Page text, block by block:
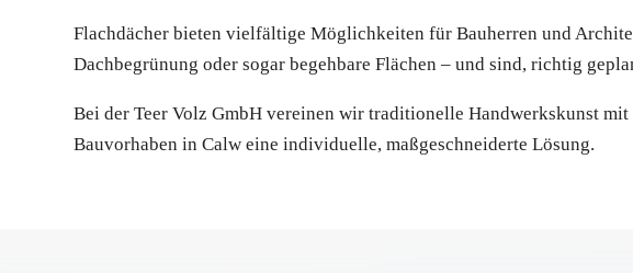
Flachdächer bieten vielfältige Möglichkeiten für Bauherren und
Dachbegrünung oder sogar begehbare Flächen – und sind, richtig
Bei der Teer Volz GmbH vereinen wir traditionelle Handwerkskunst
Bauvorhaben in Calw eine individuelle, maßgeschneiderte Lösung.